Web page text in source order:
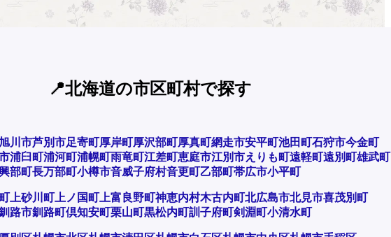
📍北海道の市区町村で探す
川市芦別市足寄町厚岸町厚沢部町厚真町網走市安平町池田町石狩市今金町
浦臼町浦河町浦幌町雨竜町江差町恵庭市江別市えりも町遠軽町遠別町雄武町
部町長万部町小樽市音威子府村音更町乙部町帯広市小平町
上砂川町上ノ国町上富良野町神恵内村木古内町北広島市北見市喜茂別町
路市釧路町倶知安町栗山町黒松内町訓子府町剣淵町小清水町